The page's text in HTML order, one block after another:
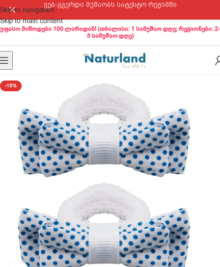
Skip to navigation
Skip to main content
ვებ-გვერდი მუშაობს სატესტო რეჟიმში
უფასო მიწოდება 100 ლარიდან! (თბილისი: 1 სამუშაო დღე; რეგიონები: 2-
5 სამუშაო დღე)
-15%